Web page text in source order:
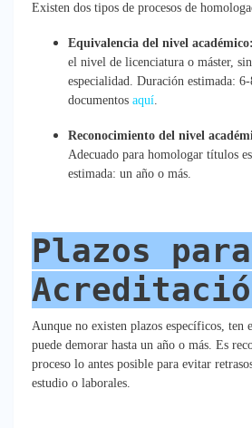
Existen dos tipos de procesos de
Equivalencia del nivel académico:
el nivel de licenciatura o máster,
especialidad. Duración estimada: 6-
documentos aquí.
Reconocimiento del nivel
Adecuado para homologar títulos
estimada: un año o más.
Plazos
Aunque no existen plazos específicos, ten
puede demorar hasta un año o más. Es
proceso lo antes posible para evitar
estudio o laborales.